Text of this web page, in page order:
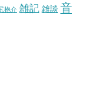
抱介 雑記 雑談 音